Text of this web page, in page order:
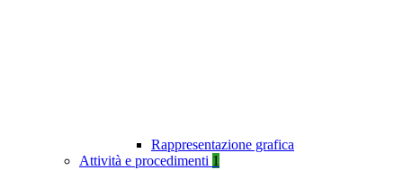
Rappresentazione grafica
Attività e procedimenti 1